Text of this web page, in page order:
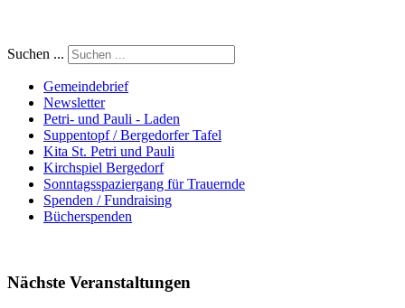
Suchen ...
Gemeindebrief
Newsletter
Petri- und Pauli - Laden
Suppentopf / Bergedorfer Tafel
Kita St. Petri und Pauli
Kirchspiel Bergedorf
Sonntagsspaziergang für Trauernde
Spenden / Fundraising
Bücherspenden
Nächste Veranstaltungen